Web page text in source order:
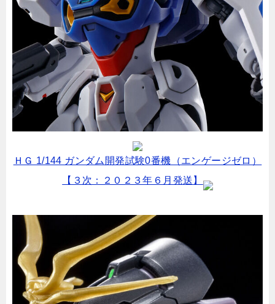
ＨＧ 1/144 ガンダム開発試験0番機（エンゲージゼロ）
【３次：２０２３年６月発送】